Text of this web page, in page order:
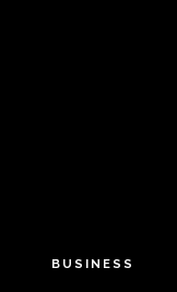
BUSINESS